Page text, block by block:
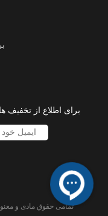
برای اطلاع از تخفیف
تمامی حقوق مادی و